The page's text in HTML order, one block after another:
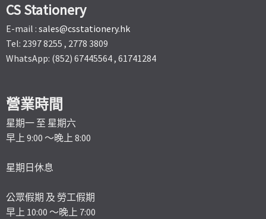
CS Stationery
E-mail : sales@csstationery.hk
Tel: 2397 8255 , 2778 3809
WhatsApp: (852) 67445564 , 61741284
營業時間
星期一 至 星期六
早上 9:00 ～晚上 8:00
星期日休息
公眾假期 及 勞工假期
早上 10:00 ～晚上 7:00